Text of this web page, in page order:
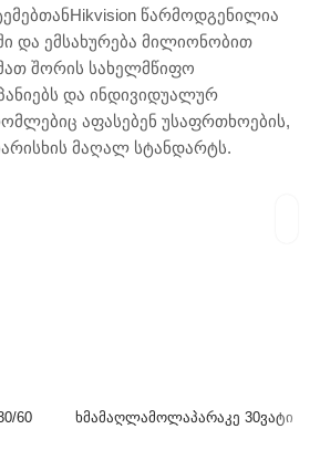
წარმოდგენილია
და ემსახურება მილიონობით
შორის სახელმწიფო
და ინდივიდუალურ
აფასებენ უსაფრთხოების,
მაღალ სტანდარტს.
60
Ხმამაღლამოლაპარაკე 30ვატი